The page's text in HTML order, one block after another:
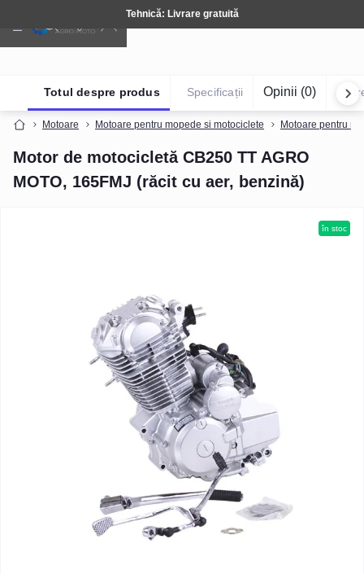
Tehnică: Livrare gratuită
Motoare Motoare pentru mopede si motociclete Motoare pentru
Motor de motocicletă CB250 TT AGRO
MOTO, 165FMJ (răcit cu aer, benzină)
Totul despre produs Specificații Opinii (0)
în stoc